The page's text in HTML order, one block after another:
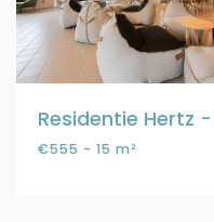
Residentie Hertz
€555 - 15 m²